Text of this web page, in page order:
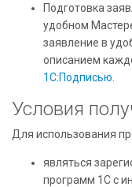
Подготовка
удобном
заявление в
описанием
1С:Подписью
Условия
Для использования
являться
программ 1С с